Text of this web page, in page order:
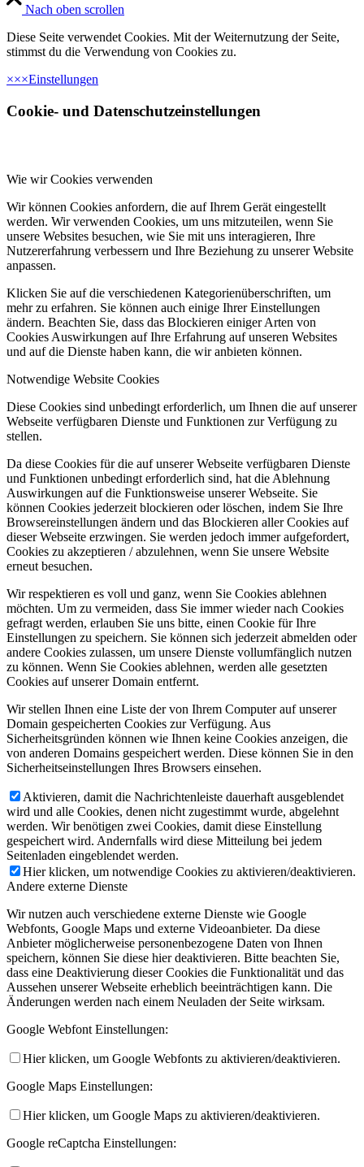
Nach oben scrollen
Diese Seite verwendet Cookies. Mit der Weiternutzung der Seite,
stimmst du die Verwendung von Cookies zu.
×××Einstellungen
Cookie- und Datenschutzeinstellungen
Wie wir Cookies verwenden
Wir können Cookies anfordern, die auf Ihrem Gerät eingestellt
werden. Wir verwenden Cookies, um uns mitzuteilen, wenn Sie
unsere Websites besuchen, wie Sie mit uns interagieren, Ihre
Nutzererfahrung verbessern und Ihre Beziehung zu unserer Website
anpassen.
Klicken Sie auf die verschiedenen Kategorienüberschriften, um
mehr zu erfahren. Sie können auch einige Ihrer Einstellungen
ändern. Beachten Sie, dass das Blockieren einiger Arten von
Cookies Auswirkungen auf Ihre Erfahrung auf unseren Websites
und auf die Dienste haben kann, die wir anbieten können.
Notwendige Website Cookies
Diese Cookies sind unbedingt erforderlich, um Ihnen die auf unserer
Webseite verfügbaren Dienste und Funktionen zur Verfügung zu
stellen.
Da diese Cookies für die auf unserer Webseite verfügbaren Dienste
und Funktionen unbedingt erforderlich sind, hat die Ablehnung
Auswirkungen auf die Funktionsweise unserer Webseite. Sie
können Cookies jederzeit blockieren oder löschen, indem Sie Ihre
Browsereinstellungen ändern und das Blockieren aller Cookies auf
dieser Webseite erzwingen. Sie werden jedoch immer aufgefordert,
Cookies zu akzeptieren / abzulehnen, wenn Sie unsere Website
erneut besuchen.
Wir respektieren es voll und ganz, wenn Sie Cookies ablehnen
möchten. Um zu vermeiden, dass Sie immer wieder nach Cookies
gefragt werden, erlauben Sie uns bitte, einen Cookie für Ihre
Einstellungen zu speichern. Sie können sich jederzeit abmelden oder
andere Cookies zulassen, um unsere Dienste vollumfänglich nutzen
zu können. Wenn Sie Cookies ablehnen, werden alle gesetzten
Cookies auf unserer Domain entfernt.
Wir stellen Ihnen eine Liste der von Ihrem Computer auf unserer
Domain gespeicherten Cookies zur Verfügung. Aus
Sicherheitsgründen können wie Ihnen keine Cookies anzeigen, die
von anderen Domains gespeichert werden. Diese können Sie in den
Sicherheitseinstellungen Ihres Browsers einsehen.
Aktivieren, damit die Nachrichtenleiste dauerhaft ausgeblendet
wird und alle Cookies, denen nicht zugestimmt wurde, abgelehnt
werden. Wir benötigen zwei Cookies, damit diese Einstellung
gespeichert wird. Andernfalls wird diese Mitteilung bei jedem
Seitenladen eingeblendet werden.
Hier klicken, um notwendige Cookies zu aktivieren/deaktivieren.
Andere externe Dienste
Wir nutzen auch verschiedene externe Dienste wie Google
Webfonts, Google Maps und externe Videoanbieter. Da diese
Anbieter möglicherweise personenbezogene Daten von Ihnen
speichern, können Sie diese hier deaktivieren. Bitte beachten Sie,
dass eine Deaktivierung dieser Cookies die Funktionalität und das
Aussehen unserer Webseite erheblich beeinträchtigen kann. Die
Änderungen werden nach einem Neuladen der Seite wirksam.
Google Webfont Einstellungen:
Hier klicken, um Google Webfonts zu aktivieren/deaktivieren.
Google Maps Einstellungen:
Hier klicken, um Google Maps zu aktivieren/deaktivieren.
Google reCaptcha Einstellungen: